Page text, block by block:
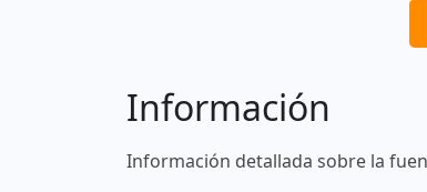
Información
Información detallada sobre la